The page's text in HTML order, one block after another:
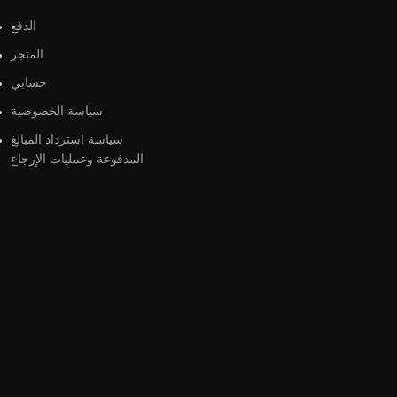
الدفع
المتجر
حسابي
سياسة الخصوصية
سياسة استرداد المبالغ
المدفوعة وعمليات الإرجاع